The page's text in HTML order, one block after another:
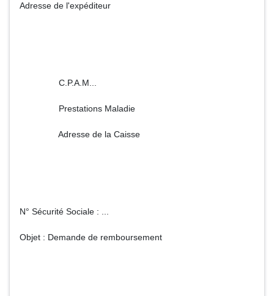
Adresse de l'expéditeur
C.P.A.M...
Prestations Maladie
Adresse de la Caisse
N° Sécurité Sociale : ...
Objet : Demande de remboursement